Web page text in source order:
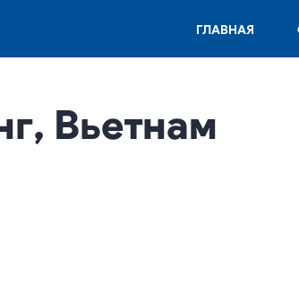
ГЛАВНАЯ
Вьетнам